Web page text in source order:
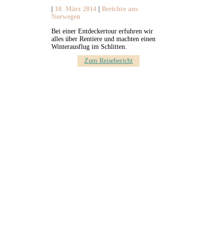
| 10. März 2014 | Berichte aus
Norwegen
Bei einer Entdeckertour erfuhren wir
alles über Rentiere und machten einen
Winterausflug im Schlitten.
Zum Reisebericht